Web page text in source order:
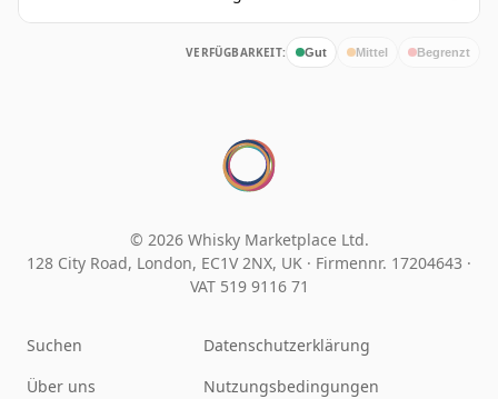
VERFÜGBARKEIT: Gut Mittel Begrenzt
© 2026 Whisky Marketplace Ltd.
128 City Road, London, EC1V 2NX, UK · Firmennr. 17204643 ·
VAT 519 9116 71
Suchen
Über uns
Datenschutzerklärung
Nutzungsbedingungen